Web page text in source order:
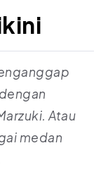
Atau
medan